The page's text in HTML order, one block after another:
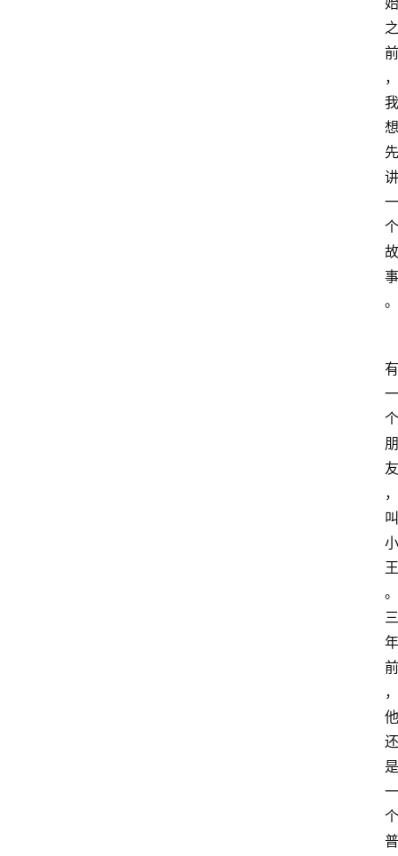
之
前
，
我
想
先
讲
一
个
故
事
。
有
一
个
朋
友
，
叫
小
王
。
三
年
前
，
他
还
是
一
个
普